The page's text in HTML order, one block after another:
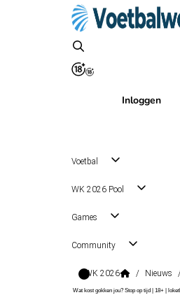
Inloggen
Voetbal
WK 2026 Pool
Games
Community
WK 2026 / Nieuws
Wat kost gokken jou? Stop op tijd | 18+ |